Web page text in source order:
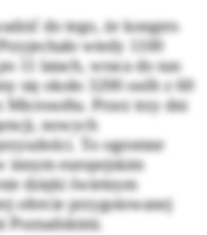
do tego, że kongres
wtedy 1100
11 latach, wraca do nas
się około 3200 osób z 60
Microsoftu. Przez trzy dni
nowych
To ogromne
innym europejskim
dzięki świetnym
ofercie przygotowanej
Poznańskimi.